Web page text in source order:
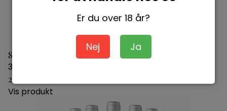
Er du over 18 år?
Nej Ja
Savigny Les Beaune Domaine de Bellene 2023
3760191286283
259,00 DKK
Vis produkt